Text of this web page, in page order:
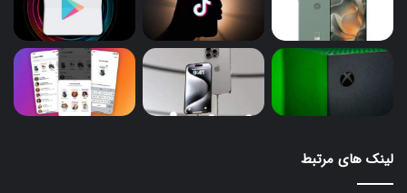
لینک های مرتبط